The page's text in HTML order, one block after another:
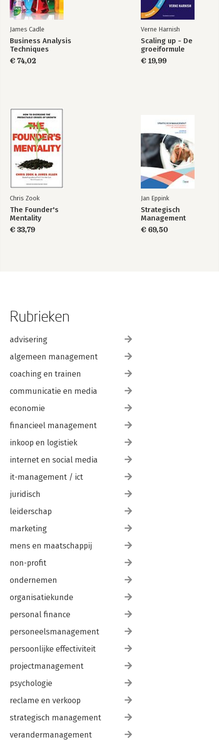
James Cadle
Business Analysis
Techniques
€ 74,02
Verne Harnish
Scaling up - De
groeiformule
€ 19,99
Chris Zook
The Founder's
Mentality
€ 33,79
Jan Eppink
Strategisch
Management
€ 69,50
Rubrieken
advisering
algemeen management
coaching en trainen
communicatie en media
economie
financieel management
inkoop en logistiek
internet en social media
it-management / ict
juridisch
leiderschap
marketing
mens en maatschappij
non-profit
ondernemen
organisatiekunde
personal finance
personeelsmanagement
persoonlijke effectiviteit
projectmanagement
psychologie
reclame en verkoop
strategisch management
verandermanagement